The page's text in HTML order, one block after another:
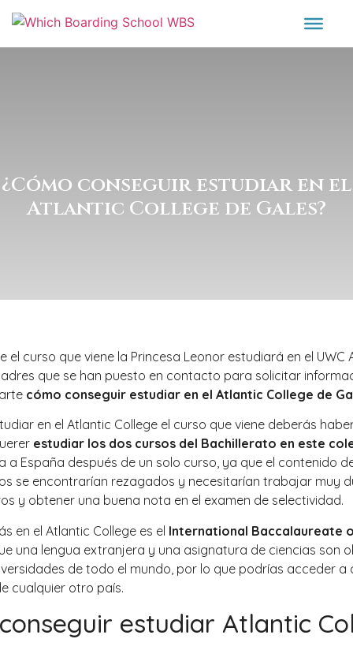
¿Cómo conseguir estudiar en el
Atlantic College de Gales?
el curso que viene la Princesa Leonor estudiará en el UWC
que se han puesto en contacto para solicitar
cómo conseguir estudiar en el Atlantic College de
en el Atlantic College el curso que viene deberás
estudiar los dos cursos del Bachillerato en este
a España después de un solo curso, ya que el contenido
se encontrarían rezagados y necesitarían trabajar muy
y obtener una buena nota en el examen de selectividad.
en el Atlantic College es el International Baccalaureate
una lengua extranjera y una asignatura de ciencias son
de todo el mundo, por lo que podrías acceder a
cualquier otro país.
estudiar Atlantic